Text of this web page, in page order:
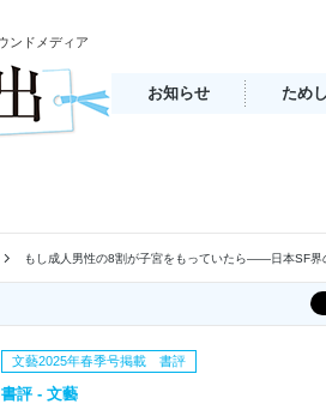
ンドメディア
お知らせ ため
もし成人男性の8割が子宮をもっていたら――日本SF界
文藝2025年春季号掲載 書評
書評 - 文藝